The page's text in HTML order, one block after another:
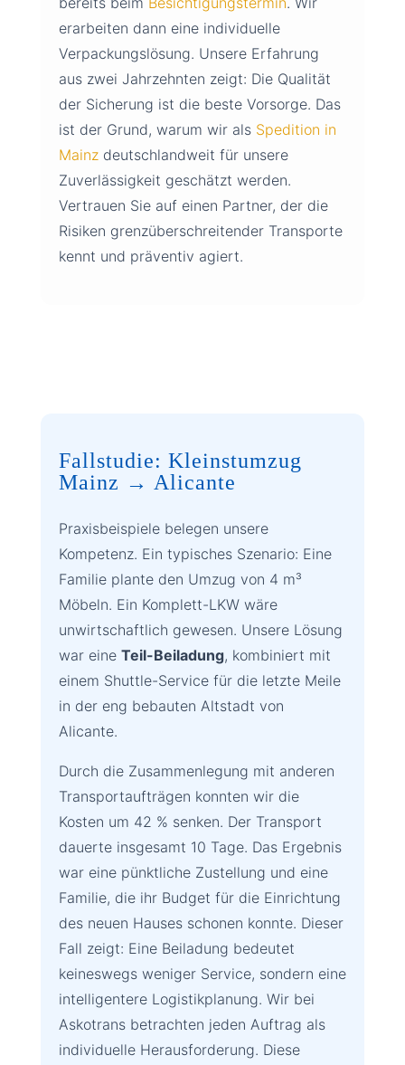
erarbeiten dann eine individuelle
Verpackungslösung. Unsere Erfahrung
aus zwei Jahrzehnten zeigt: Die Qualität
der Sicherung ist die beste Vorsorge. Das
ist der Grund, warum wir als Spedition in
Mainzdeutschlandweit für unsere
Zuverlässigkeit geschätzt werden.
Vertrauen Sie auf einen Partner, der die
Risiken grenzüberschreitender Transporte
kennt und präventiv agiert.
Fallstudie: Kleinstumzug
Mainz → Alicante
Praxisbeispiele belegen unsere
Kompetenz. Ein typisches Szenario: Eine
Familie plante den Umzug von 4 m³
Möbeln. Ein Komplett-LKW wäre
unwirtschaftlich gewesen. Unsere Lösung
war eine Teil-Beiladung, kombiniert mit
einem Shuttle-Service für die letzte Meile
in der eng bebauten Altstadt von
Alicante.
Durch die Zusammenlegung mit anderen
Transportaufträgen konnten wir die
Kosten um 42 % senken. Der Transport
dauerte insgesamt 10 Tage. Das Ergebnis
war eine pünktliche Zustellung und eine
Familie, die ihr Budget für die Einrichtung
des neuen Hauses schonen konnte. Dieser
Fall zeigt: Eine Beiladung bedeutet
keineswegs weniger Service, sondern eine
intelligentere Logistikplanung. Wir bei
Askotrans betrachten jeden Auftrag als
individuelle Herausforderung. Diese